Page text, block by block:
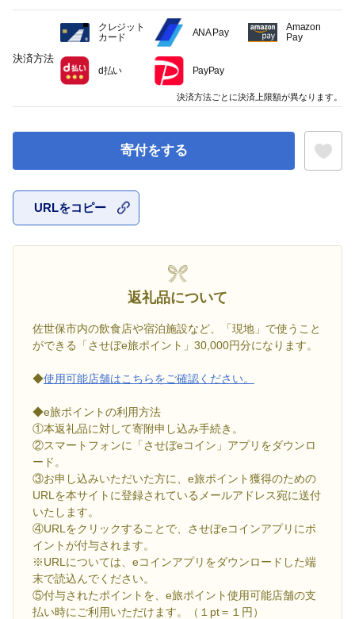
寄付をする
URLをコピー
返礼品について
佐世保市内の飲食店や宿泊施設など、「現地」で使うこと
ができる「させぼe旅ポイント」30,000円分になります。
◆使用可能店舗はこちらをご確認ください。
◆e旅ポイントの利用方法
①本返礼品に対して寄附申し込み手続き。
②スマートフォンに「させぼeコイン」アプリをダウンロ
ード。
③お申し込みいただいた方に、e旅ポイント獲得のための
URLを本サイトに登録されているメールアドレス宛に送付
いたします。
④URLをクリックすることで、させぼeコインアプリにポ
イントが付与されます。
※URLについては、eコインアプリをダウンロードした端
末で読込んでください。
⑤付与されたポイントを、e旅ポイント使用可能店舗の支
払い時にご利用いただけます。（１pt＝１円）
決済方法
クレジット
カード
ANA Pay
Amazon
Pay
d払い PayPay
決済方法ごとに決済上限額が異なります。